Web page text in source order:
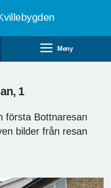
Meny
1
första Bottnaresan
bilder från resan